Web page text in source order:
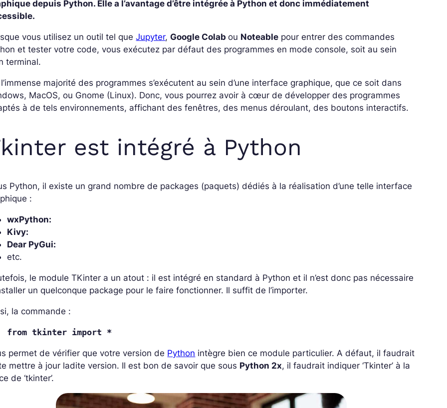
depuis Python. Elle a l’avantage d’être intégrée à Python et donc immédiatement
vous utilisez un outil tel queJupyter,Google Colabou Noteable pour entrer des commandes
et tester votre code, vous exécutez par défaut des programmes en mode console, soit au sein
terminal.
l’immense majorité des programmes s’exécutent au sein d’une interface graphique, que ce soit dans
MacOS, ou Gnome (Linux). Donc, vous pourrez avoir à cœur de développer des programmes
à de tels environnements, affichant des fenêtres, des menus déroulant, des boutons interactifs.
est intégré à Python
Python, il existe un grand nombre de packages (paquets) dédiés à la réalisation d’une telle interface
:
wxPython:
Kivy:
Dear PyGui:
etc.
le module TKinter a un atout : il est intégré en standard à Python et il n’est donc pas nécessaire
un quelconque package pour le faire fonctionner. Il suffit de l’importer.
la commande :
from tkinter import *
permet de vérifier que votre version de Python intègre bien ce module particulier. A défaut, il faudrait
mettre à jour ladite version. Il est bon de savoir que sous Python 2x, il faudrait indiquer ‘Tkinter’ à la
de ‘tkinter’.